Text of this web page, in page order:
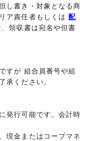
し書き・対象となる商
ア責任者もしくは配
領収書は宛名や但書
すが 組合員番号や組
承ください。
発行可能です。会計時
現金またはコープマネ